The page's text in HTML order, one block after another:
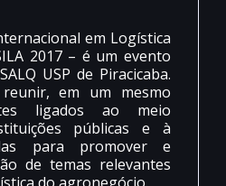
em Logística
2017 – é um evento
USP de Piracicaba.
em um mesmo
ligados ao meio
públicas e à
para promover e
de temas relevantes